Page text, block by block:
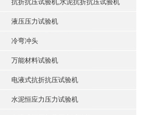
抗折抗压试验机,水泥抗折抗压试验机
液压压力试验机
冷弯冲头
万能材料试验机
电液式抗折抗压试验机
水泥恒应力压力试验机